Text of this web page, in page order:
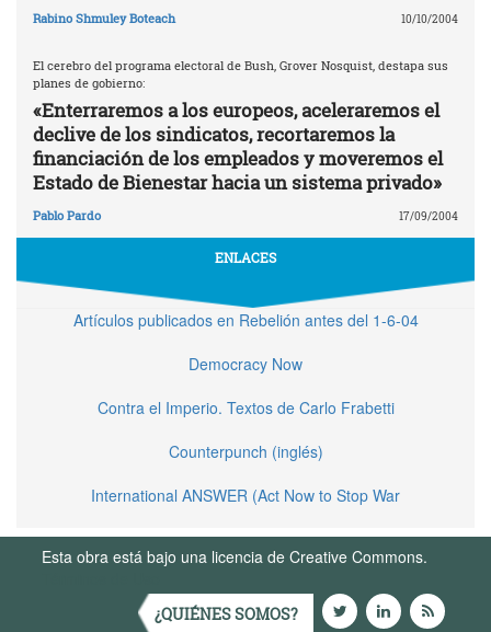
Rabino Shmuley Boteach 10/10/2004
El cerebro del programa electoral de Bush, Grover Nosquist, destapa sus
planes de gobierno:
«Enterraremos a los europeos, aceleraremos el
declive de los sindicatos, recortaremos la
financiación de los empleados y moveremos el
Estado de Bienestar hacia un sistema privado»
Pablo Pardo 17/09/2004
ENLACES
Artículos publicados en Rebelión antes del 1-6-04
Democracy Now
Contra el Imperio. Textos de Carlo Frabetti
Counterpunch (inglés)
International ANSWER (Act Now to Stop War
Esta obra está bajo una licencia de Creative Commons.
¿QUIÉNES SOMOS?